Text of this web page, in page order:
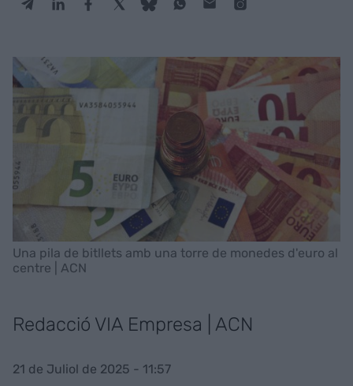
Una pila de bitllets amb una torre de monedes d'euro al
centre | ACN
Redacció VIA Empresa | ACN
21 de Juliol de 2025 - 11:57